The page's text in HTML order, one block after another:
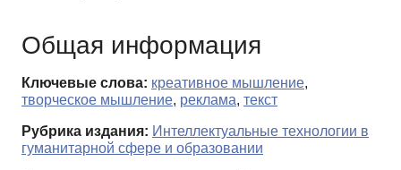
Общая информация
Ключевые слова: креативное мышление,
творческое мышление, реклама, текст
Рубрика издания: Интеллектуальные технологии в
гуманитарной сфере и образовании